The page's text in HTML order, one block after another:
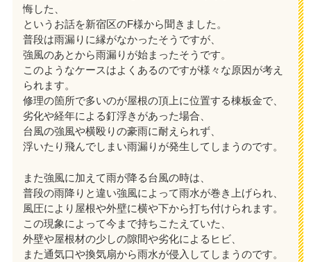
悔した、
というお話を新宿区のF様から聞きました。
普段は雨漏りに縁がなかったそうですが、
強風のあとから雨漏りが始まったそうです。
このようなケースはよくあるのですが様々な原因が考え
られます。
修理の箇所で多いのが屋根の頂上に位置する棟板金で、
劣化や経年による釘浮きがあった場合、
台風の強風や横殴りの豪雨に耐えられず、
浮いたり飛んでしまい雨漏りが発生してしまうのです。
また強風に加えて雨が降る台風の時は、
普段の雨降りと違い強風によって雨水が巻き上げられ、
風圧により屋根や外壁に横や下から打ち付けられます。
この現象によって今まで持ちこたえていた、
外壁や屋根材の少しの隙間や劣化によるヒビ、
また通気口や換気扇から雨水が侵入してしまうのです。